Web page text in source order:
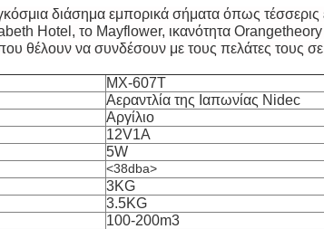
διάσημα εμπορικά σήματα όπως
Hotel, το Mayflower, ικανότητα
θέλουν να συνδέσουν με τους πελάτες τους
MX-607T
Αεραντλία της Ιαπωνίας Nidec
Αργίλιο
12V1A
5W
<38dba>
3KG
3.5KG
100-200m3